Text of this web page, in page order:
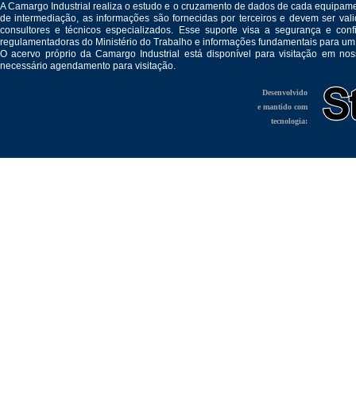
A Camargo Industrial realiza o estudo e o cruzamento de dados de cada
de intermediação, as informações são fornecidas por terceiros e devem ser
consultores e técnicos especializados. Esse suporte visa a segurança e
regulamentadoras do Ministério do Trabalho e informações fundamentais para
O acervo próprio da Camargo Industrial está disponível para visitação em
necessário agendamento para visitação.
Desenvolvido
e mantido com
tecnologia: